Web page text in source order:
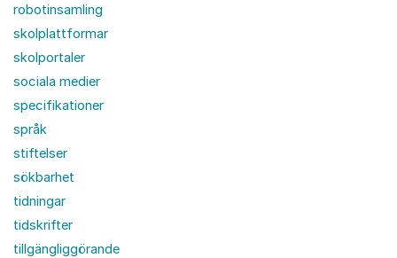
robotinsamling
skolplattformar
skolportaler
sociala medier
specifikationer
språk
stiftelser
sökbarhet
tidningar
tidskrifter
tillgängliggörande